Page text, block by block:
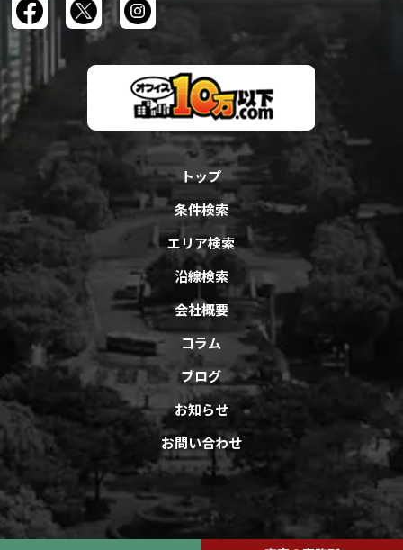
トップ
条件検索
エリア検索
沿線検索
会社概要
コラム
ブログ
お知らせ
お問い合わせ